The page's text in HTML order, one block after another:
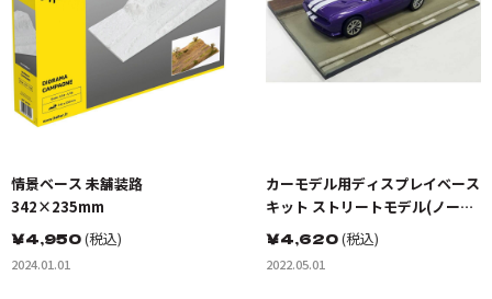
情景ベース 未舗装路
342×235mm
￥4,950(税込)
2024.01.01
カーモデル用ディスプレイベース
キット ストリートモデル(ノーマ
ル)
￥4,620(税込)
2022.05.01